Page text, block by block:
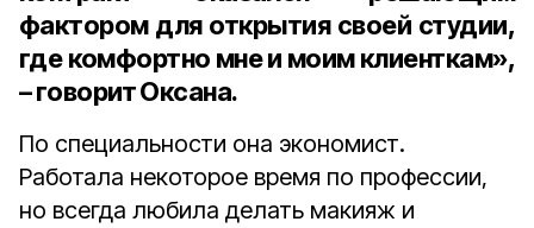
фактором для открытия своей студии,
где комфортно мне и моим клиенткам»,
– говорит Оксана.
По специальности она экономист.
Работала некоторое время по профессии,
но всегда любила делать макияж и